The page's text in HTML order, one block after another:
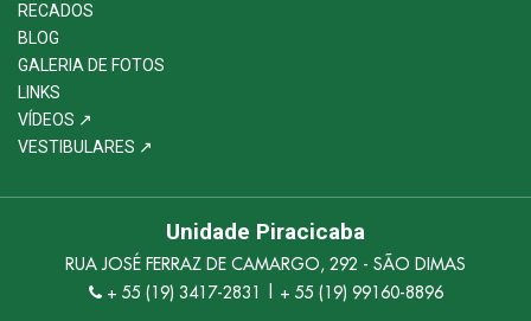
RECADOS
BLOG
GALERIA DE FOTOS
LINKS
VÍDEOS ↗
VESTIBULARES ↗
Unidade Piracicaba
RUA JOSÉ FERRAZ DE CAMARGO, 292 - SÃO DIMAS
+ 55 (19) 3417-2831 | + 55 (19) 99160-8896